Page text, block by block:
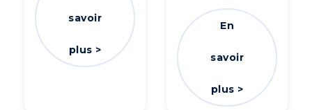
savoir
plus >
En
savoir
plus >